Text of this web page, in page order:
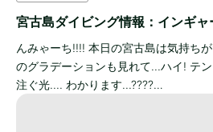
宮古島ダイビング情報：インギャ
んみゃーち!!!! 本日の宮古島は気持ち
のグラデーションも見れて...ハイ! テ
注ぐ光.... わかります...????…